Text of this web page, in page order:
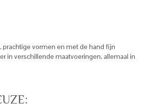
prachtige vormen en met de hand fijn
in verschillende maatvoeringen, allemaal in